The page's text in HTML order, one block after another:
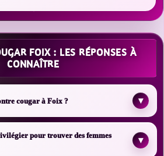
FOIX : LES RÉPONSES À
CONNAÎTRE
cougar à Foix ? ▾
pour trouver des femmes
▾